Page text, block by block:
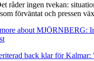
råder ingen tvekan:
förväntat och pressen
about MJÖRNBERG: